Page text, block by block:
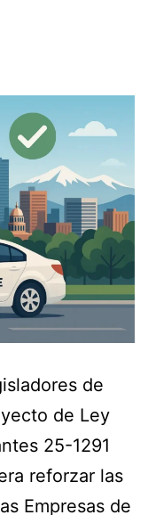
de
de Ley
25-1291
reforzar las
Empresas de